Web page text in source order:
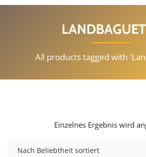
All products tagged with
Einzelnes Ergebnis wird
Nach Beliebtheit sortiert